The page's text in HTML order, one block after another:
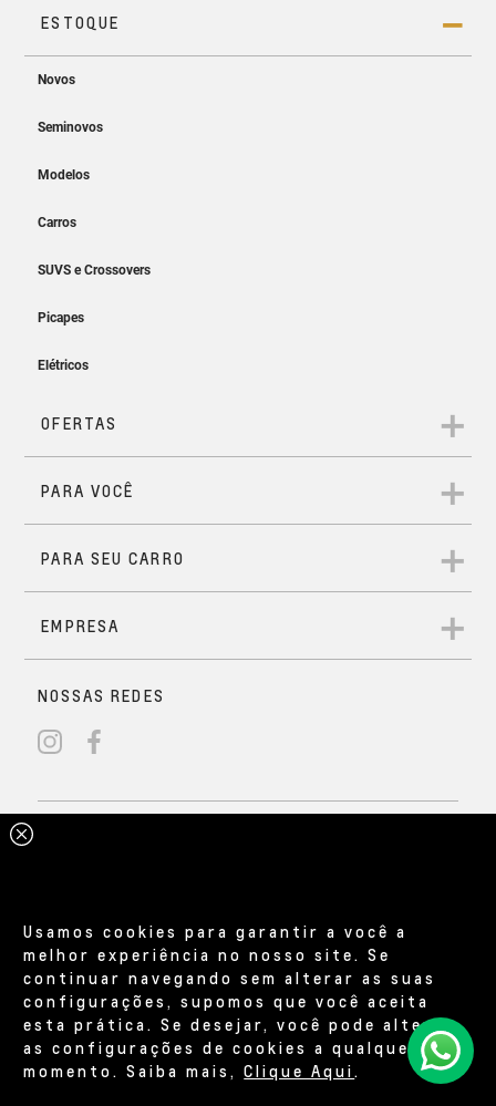
Usamos cookies para garantir a você a
melhor experiência no nosso site. Se
continuar navegando sem alterar as suas
configurações, supomos que você aceita
esta prática. Se desejar, você pode alterar
as configurações de cookies a qualquer
momento. Saiba mais,Clique Aqui.